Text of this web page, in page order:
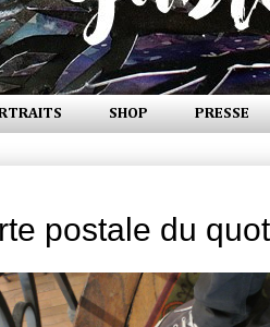
SHOP PRESSE
postale du